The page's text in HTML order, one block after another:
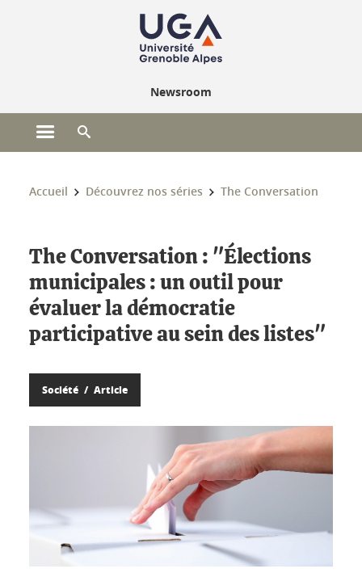
Newsroom
Ouvrir le menu principal
Vous êtes ici :
Accueil Découvrez nos séries The Conversation
The Conversation : "Élections
municipales : un outil pour
évaluer la démocratie
participative au sein des listes"
Société Article